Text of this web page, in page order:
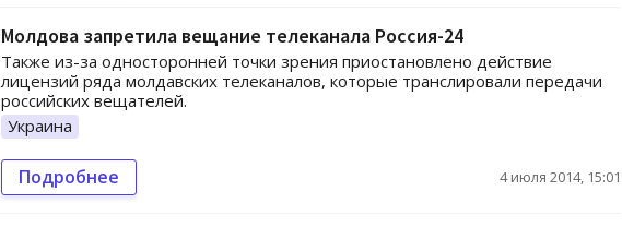
Молдова запретила вещание телеканала Россия-24
Также из-за односторонней точки зрения приостановлено действие
лицензий ряда молдавских телеканалов, которые транслировали передачи
российских вещателей.
Украина
Подробнее 4 июля 2014, 15:01